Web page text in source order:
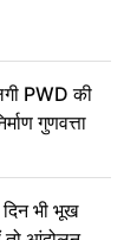
PWD की
गुणवत्ता
भी भूख